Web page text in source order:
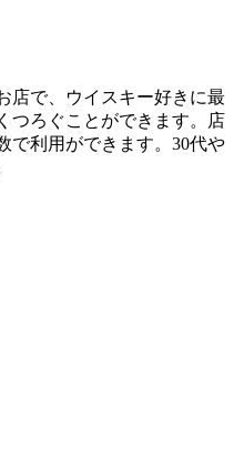
店で、ウイスキー好きに最
つろぐことができます。店
で利用ができます。30代や